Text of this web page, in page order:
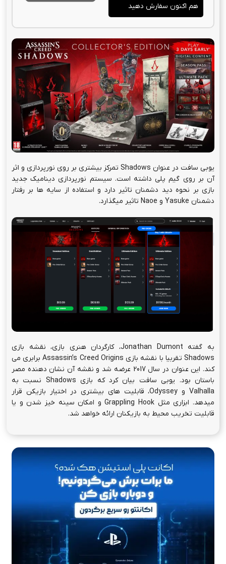
هم اکنون سفارش دهید
یوبی سافت در عنوان Shadows تمرکز بیشتری بر روی نورپردازی و اثر
آن بر روی گیم پلی داشته است. سیستم نورپردازی دینامیک جدید
بازی بر نحوه دید دشمنان تاثیر دارد و استفاده از سایه ها بر رفتار
دشمنان Yasuke و Naoe تاثیر میگذارد.
به گفته Jonathan Dumont، کارگردان هنری بازی، نقشه بازی
Shadows تقربیا با نقشه بازی Assassin’s Creed Origins برابری می
کند. این عنوان در سال 2017 عرضه شد و نقشه آن نشان دهنده مصر
باستان بود. یوبی سافت بیان کرد که بازی Shadows نسبت به
Valhalla و Odyssey، قابلیت های بیشتری در اختیار بازیکن قرار
میدهد. ابزاری مثل Grappling Hook و امکان سینه خیز شدن و یا
قابلیت تخریب محیط به بازیکنان ارائه خواهد شد.